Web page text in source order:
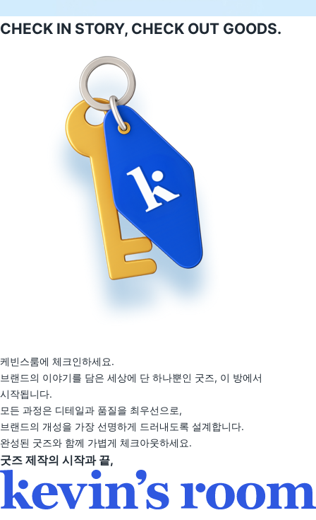
CHECK IN STORY, CHECK OUT GOODS.
케빈스룸에 체크인하세요.
브랜드의 이야기를 담은 세상에 단 하나뿐인 굿즈, 이 방에서
시작됩니다.
모든 과정은 디테일과 품질을 최우선으로,
브랜드의 개성을 가장 선명하게 드러내도록 설계합니다.
완성된 굿즈와 함께 가볍게 체크아웃하세요.
굿즈 제작의 시작과 끝,